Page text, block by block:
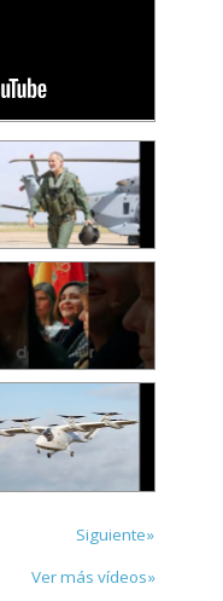
Siguiente»
Ver más vídeos»